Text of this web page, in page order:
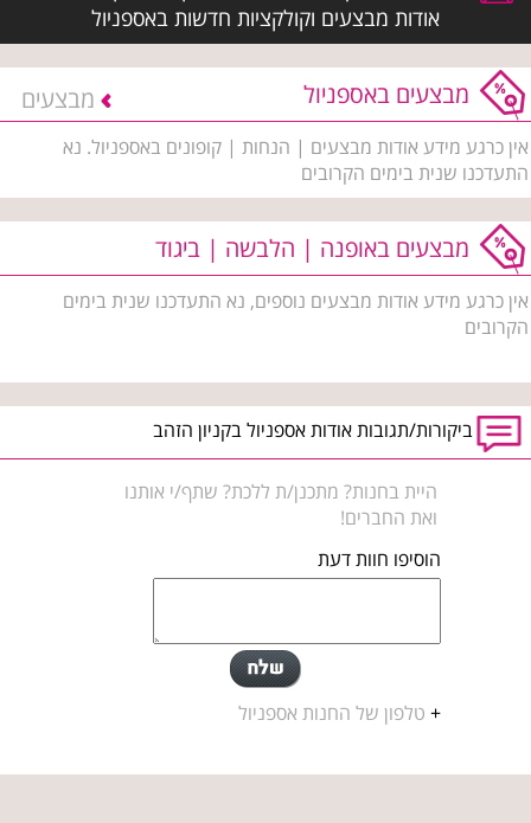
אודות מבצעים וקולקציות חדשות באספניול
מבצעים באספניול מבצעים
אין כרגע מידע אודות מבצעים | הנחות | קופונים באספניול. נא
התעדכנו שנית בימים הקרובים
מבצעים באופנה | הלבשה | ביגוד
אין כרגע מידע אודות מבצעים נוספים, נא התעדכנו שנית בימים
הקרובים
ביקורות/תגובות אודות אספניול בקניון הזהב
היית בחנות? מתכנן/ת ללכת? שתף/י אותנו
ואת החברים!
הוסיפו חוות דעת
+ טלפון של החנות אספניול